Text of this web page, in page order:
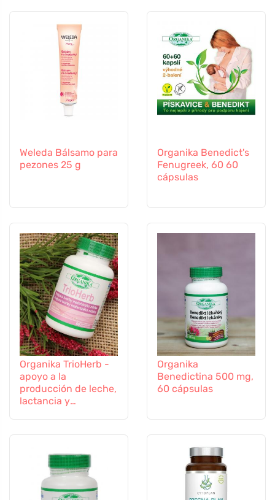
Weleda Bálsamo para
pezones 25 g
Organika Benedict's
Fenugreek, 60 60
cápsulas
Organika TrioHerb -
apoyo a la
producción de leche,
lactancia y
Organika
Benedictina 500 mg,
60 cápsulas